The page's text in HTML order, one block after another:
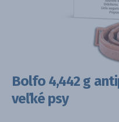
Bolfo 4,442 g
veľké psy